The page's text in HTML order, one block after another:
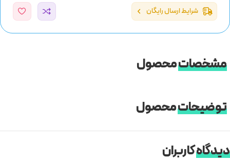
شرایط ارسال رایگان
مشخصاتمحصول
توضیحاتمحصول
دیدگاهکاربران